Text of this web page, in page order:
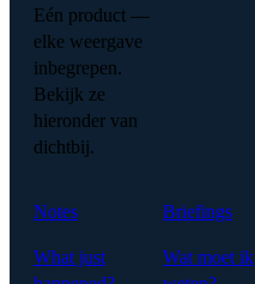
Eén product —
elke weergave
inbegrepen.
Bekijk ze
hieronder van
dichtbij.
Notes
What just
Briefings
Wat moet ik